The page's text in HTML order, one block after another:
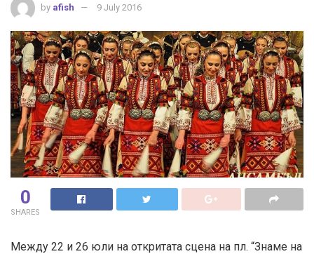
by afish 9 July 2016
0
SHARES
Между 22 и 26 юли на откритата сцена на пл. “Знаме на